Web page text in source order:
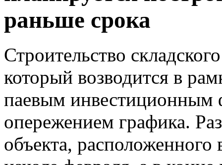
раньше срока
Строительство
который возводится в
паевым
опережением графика.
объекта,